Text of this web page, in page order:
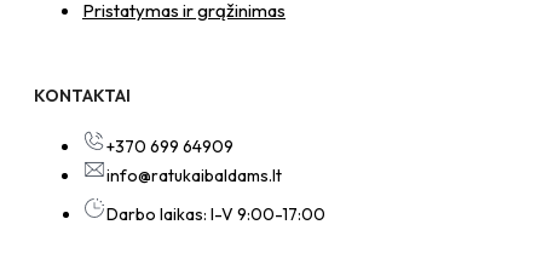
Pristatymas ir grąžinimas
KONTAKTAI
+370 699 64909
info@ratukaibaldams.lt
Darbo laikas: I-V 9:00-17:00